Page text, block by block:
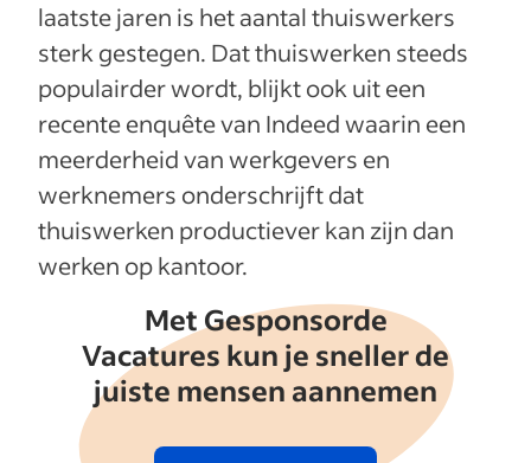
laatste jaren is het aantal thuiswerkers
sterk gestegen. Dat thuiswerken steeds
populairder wordt, blijkt ook uit een
recente enquête van Indeed waarin een
meerderheid van werkgevers en
werknemers onderschrijft dat
thuiswerken productiever kan zijn dan
werken op kantoor.
Met Gesponsorde
Vacatures kun je sneller de
juiste mensen aannemen